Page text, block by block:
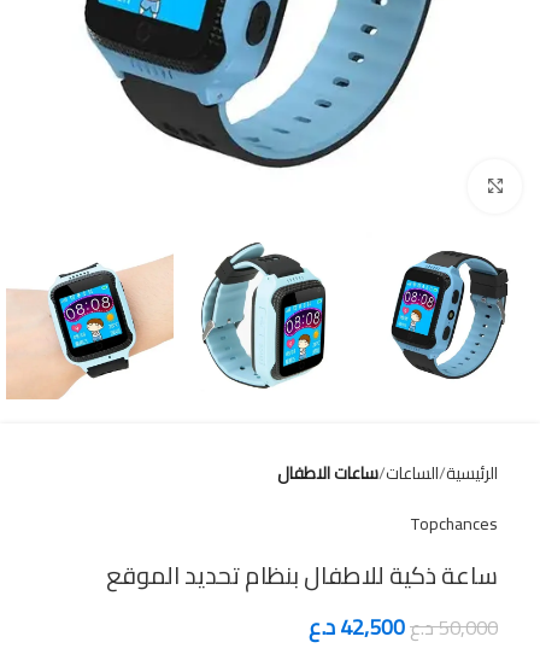
الرئيسية الساعات ساعات الاطفال
Topchances
ساعة ذكية للاطفال بنظام تحديد الموقع
50,000د.ع42,500د.ع